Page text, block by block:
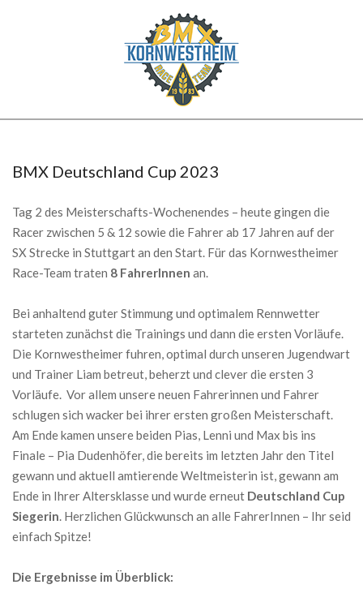
BMX
MenuBMX Deutschland Cup 2023
Tag 2 des Meisterschafts-Wochenendes – heute gingen die
Racer zwischen 5 & 12 sowie die Fahrer ab 17 Jahren auf der
SX Strecke in Stuttgart an den Start. Für das Kornwestheimer
Race-Team traten 8 FahrerInnen an.
Bei anhaltend guter Stimmung und optimalem Rennwetter
starteten zunächst die Trainings und dann die ersten Vorläufe.
Die Kornwestheimer fuhren, optimal durch unseren Jugendwart
und Trainer Liam betreut, beherzt und clever die ersten 3
Vorläufe. Vor allem unsere neuen Fahrerinnen und Fahrer
schlugen sich wacker bei ihrer ersten großen Meisterschaft.
Am Ende kamen unsere beiden Pias, Lenni und Max bis ins
Finale – Pia Dudenhöfer, die bereits im letzten Jahr den Titel
gewann und aktuell amtierende Weltmeisterin ist, gewann am
Ende in Ihrer Altersklasse und wurde erneut Deutschland Cup
Siegerin. Herzlichen Glückwunsch an alle FahrerInnen – Ihr seid
einfach Spitze!
Die Ergebnisse im Überblick: